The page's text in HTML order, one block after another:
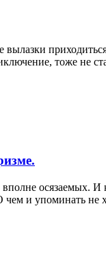
вылазки
тоже не
осязаемых. И
и упоминать